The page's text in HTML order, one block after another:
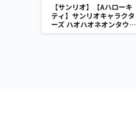
【サンリオ】【Aハローキ
ティ】サンリオキャラクタ
ーズ ハオハオネオンタウン
ドールBIGタイプ1